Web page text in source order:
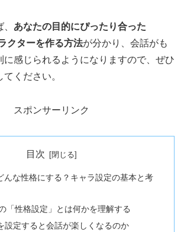
あなたの目的にぴったり合った
クターを作る方法が分かり、会話がも
に感じられるようになりますので、ぜひ
ください。
スポンサーリンク
目次
んな性格にする？キャラ設定の基本と考
「性格設定」とは何かを理解する
設定すると会話が楽しくなるのか